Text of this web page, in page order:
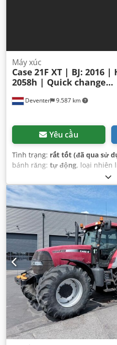
Deventer 9.587 km
Máy xúc
Case 21F XT | BJ: 2016 |
2058h | Quick change...
Yêu cầu
Tình trạng: rất tốt (đã qua sử
bánh răng: tự động, loại nhiên
, Năm sản xuất:
Thiết bị:cabin,